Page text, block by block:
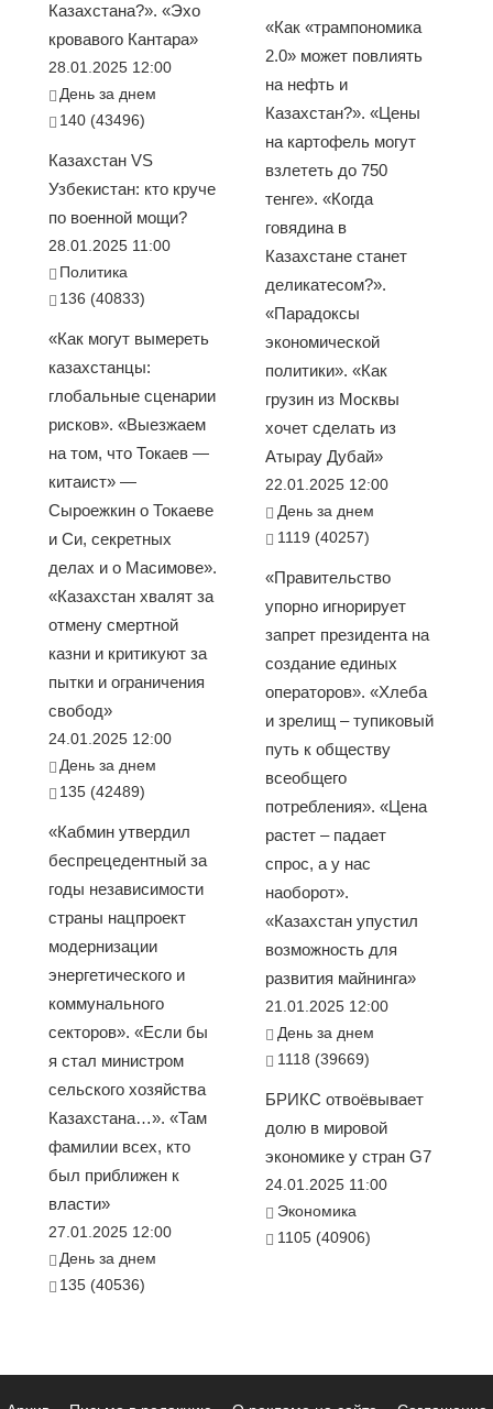
Казахстана?». «Эхо
кровавого Кантара»
28.01.2025 12:00
День за днем
140 (43496)
Казахстан VS
Узбекистан: кто круче
по военной мощи?
28.01.2025 11:00
Политика
136 (40833)
«Как могут вымереть
казахстанцы:
глобальные сценарии
рисков». «Выезжаем
на том, что Токаев —
китаист» —
Сыроежкин о Токаеве
и Си, секретных
делах и о Масимове».
«Казахстан хвалят за
отмену смертной
казни и критикуют за
пытки и ограничения
свобод»
24.01.2025 12:00
День за днем
135 (42489)
«Кабмин утвердил
беспрецедентный за
годы независимости
страны нацпроект
модернизации
энергетического и
коммунального
секторов». «Если бы
я стал министром
сельского хозяйства
Казахстана…». «Там
фамилии всех, кто
был приближен к
власти»
27.01.2025 12:00
День за днем
135 (40536)
«Как «трампономика
2.0» может повлиять
на нефть и
Казахстан?». «Цены
на картофель могут
взлететь до 750
тенге». «Когда
говядина в
Казахстане станет
деликатесом?».
«Парадоксы
экономической
политики». «Как
грузин из Москвы
хочет сделать из
Атырау Дубай»
22.01.2025 12:00
День за днем
1119 (40257)
«Правительство
упорно игнорирует
запрет президента на
создание единых
операторов». «Хлеба
и зрелищ – тупиковый
путь к обществу
всеобщего
потребления». «Цена
растет – падает
спрос, а у нас
наоборот».
«Казахстан упустил
возможность для
развития майнинга»
21.01.2025 12:00
День за днем
1118 (39669)
БРИКС отвоёвывает
долю в мировой
экономике у стран G7
24.01.2025 11:00
Экономика
1105 (40906)